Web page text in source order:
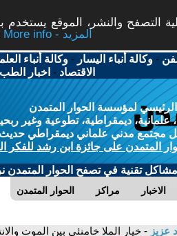
التصفح والنشر، الموقع يستخدم
More info - المزيد
-وكالة أنباء اليسار -وكالة أنباء
الاقتصاد - اخبار
الرئيسي لمؤسسة الحوار المتمدن
علمانية، ديمقراطية، تطوعية وغير
مجتمع مدني علماني ديمقراطي حديث
المتمدن على جائزة ابن رشد للفكر
مشاكل تقنية في تصفح الحوار المتمدن
الحوار المتمدن مراكز الاخبار
عزيز - خيار الملا خامنئي بين الموت